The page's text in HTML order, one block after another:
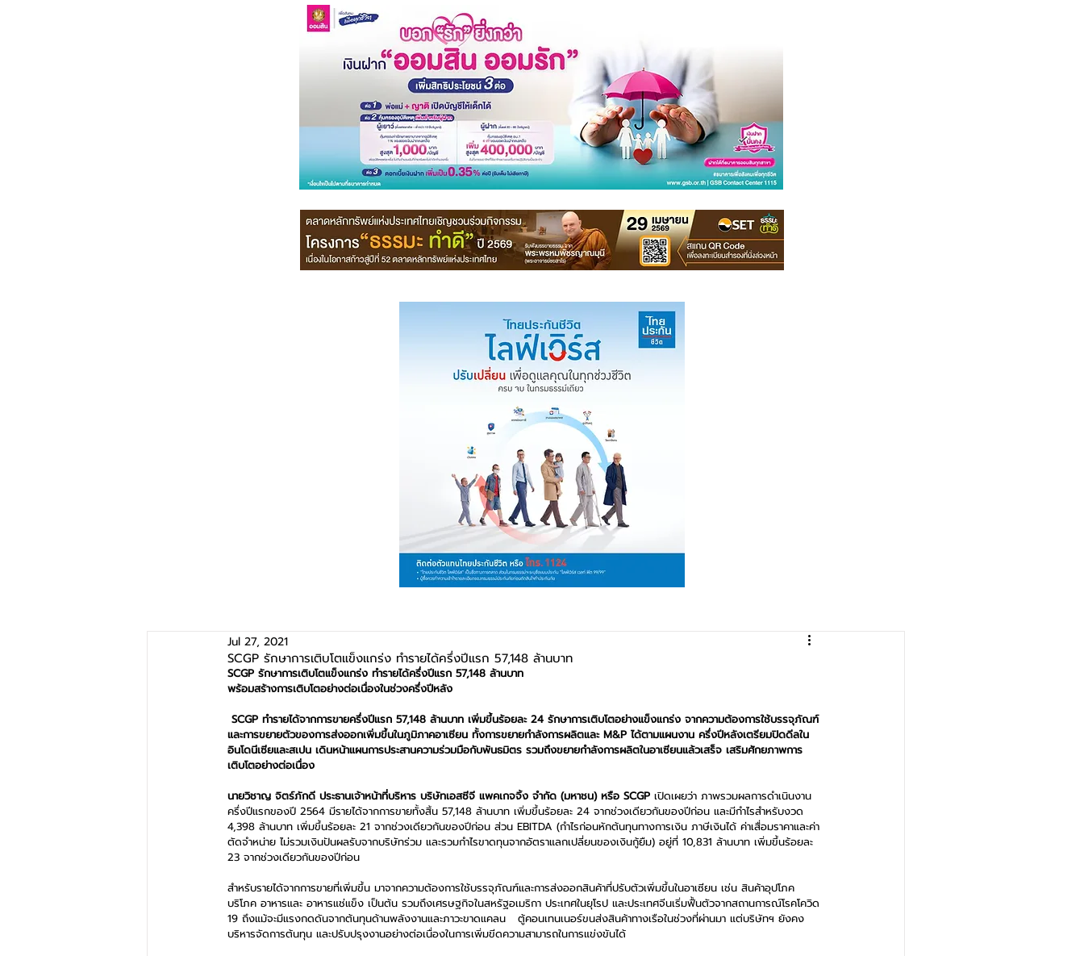
SCGP รักษาการเติบโตแข็งแกร่ง ทำรายได้ครึ่งปีแรก 57,148 ล้านบาท
Jul 27, 2021
SCGP รักษาการเติบโตแข็งแกร่ง ทำรายได้ครึ่งปีแรก 57,148 ล้านบาท
พร้อมสร้างการเติบโตอย่างต่อเนื่องในช่วงครึ่งปีหลัง
SCGP ทำรายได้จากการขายครึ่งปีแรก 57,148 ล้านบาท เพิ่มขึ้นร้อยละ 24 รักษาการเติบโตอย่างแข็งแกร่ง จากความต้องการใช้บรรจุภัณฑ์
และการขยายตัวของการส่งออกเพิ่มขึ้นในภูมิภาคอาเซียน ทั้งการขยายกำลังการผลิตและ M&P ได้ตามแผนงาน ครึ่งปีหลังเตรียมปิดดีลใน
อินโดนีเซียและสเปน เดินหน้าแผนการประสานความร่วมมือกับพันธมิตร รวมถึงขยายกำลังการผลิตในอาเซียนแล้วเสร็จ เสริมศักยภาพการ
เติบโตอย่างต่อเนื่อง
นายวิชาญ จิตร์ภักดี ประธานเจ้าหน้าที่บริหาร บริษัทเอสซีจี แพคเกจจิ้ง จำกัด (มหาชน) หรือ SCGP เปิดเผยว่า ภาพรวมผลการดำเนินงาน
ครึ่งปีแรกของปี 2564 มีรายได้จากการขายทั้งสิ้น 57,148 ล้านบาท เพิ่มขึ้นร้อยละ 24 จากช่วงเดียวกันของปีก่อน และมีกำไรสำหรับงวด
4,398 ล้านบาท เพิ่มขึ้นร้อยละ 21 จากช่วงเดียวกันของปีก่อน ส่วน EBITDA (กำไรก่อนหักต้นทุนทางการเงิน ภาษีเงินได้ ค่าเสื่อมราคาและค่า
ตัดจำหน่าย ไม่รวมเงินปันผลรับจากบริษัทร่วม และรวมกำไรขาดทุนจากอัตราแลกเปลี่ยนของเงินกู้ยืม) อยู่ที่ 10,831 ล้านบาท เพิ่มขึ้นร้อยละ
23 จากช่วงเดียวกันของปีก่อน
สำหรับรายได้จากการขายที่เพิ่มขึ้น มาจากความต้องการใช้บรรจุภัณฑ์และการส่งออกสินค้าที่ปรับตัวเพิ่มขึ้นในอาเซียน เช่น สินค้าอุปโภค
บริโภค อาหารและ อาหารแช่แข็ง เป็นต้น รวมถึงเศรษฐกิจในสหรัฐอเมริกา ประเทศในยุโรป และประเทศจีนเริ่มฟื้นตัวจากสถานการณ์โรคโควิด
19 ถึงแม้จะมีแรงกดดันจากต้นทุนด้านพลังงานและภาวะขาดแคลน   ตู้คอนเทนเนอร์ขนส่งสินค้าทางเรือในช่วงที่ผ่านมา แต่บริษัทฯ ยังคง
บริหารจัดการต้นทุน และปรับปรุงงานอย่างต่อเนื่องในการเพิ่มขีดความสามารถในการแข่งขันได้